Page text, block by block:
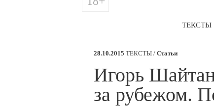
ТЕКСТЫ
28.10.2015 ТЕКСТЫ / Статьи
​Игорь
за рубежом.